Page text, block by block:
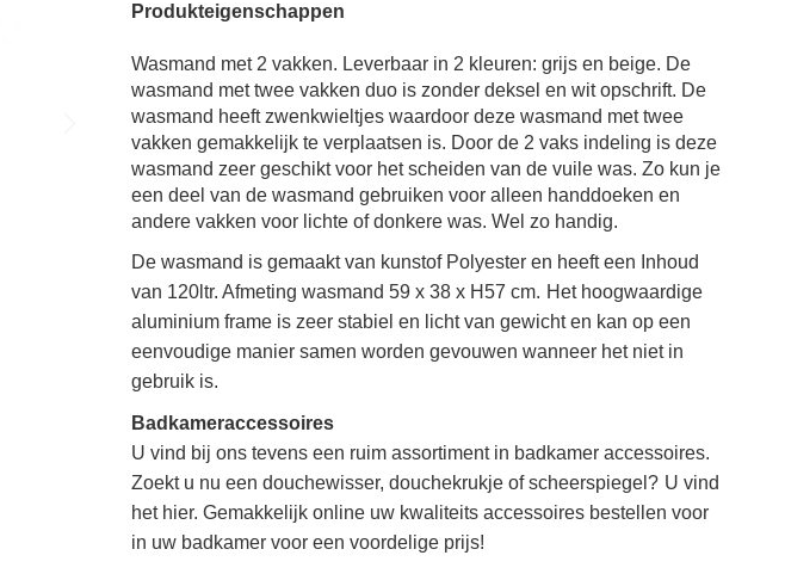
Produkteigenschappen
Wasmand met 2 vakken. Leverbaar in 2 kleuren: grijs en beige. De
wasmand met twee vakken duo is zonder deksel en wit opschrift. De
wasmand heeft zwenkwieltjes waardoor deze wasmand met twee
vakken gemakkelijk te verplaatsen is. Door de 2 vaks indeling is deze
wasmand zeer geschikt voor het scheiden van de vuile was. Zo kun je
een deel van de wasmand gebruiken voor alleen handdoeken en
andere vakken voor lichte of donkere was. Wel zo handig.
De wasmand is gemaakt van kunstof Polyester en heeft een Inhoud
van 120ltr. Afmeting wasmand 59 x 38 x H57 cm. Het hoogwaardige
aluminium frame is zeer stabiel en licht van gewicht en kan op een
eenvoudige manier samen worden gevouwen wanneer het niet in
gebruik is.
Badkameraccessoires
U vind bij ons tevens een ruim assortiment in badkamer accessoires.
Zoekt u nu een douchewisser, douchekrukje of scheerspiegel? U vind
het hier. Gemakkelijk online uw kwaliteits accessoires bestellen voor
in uw badkamer voor een voordelige prijs!